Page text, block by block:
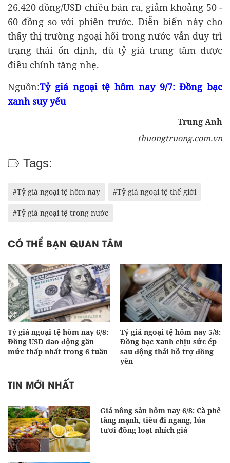
26.420 đồng/USD chiều bán ra, giảm khoảng 50 -
60 đồng so với phiên trước. Diễn biến này cho
thấy thị trường ngoại hối trong nước vẫn duy trì
trạng thái ổn định, dù tỷ giá trung tâm được
điều chỉnh tăng nhẹ.
Nguồn:Tỷ giá ngoại tệ hôm nay 9/7: Đồng bạc
xanh suy yếu
Trung Anh
thuongtruong.com.vn
Tags:
#Tỷ giá ngoại tệ hôm nay #Tỷ giá ngoại tệ thế giới
#Tỷ giá ngoại tệ trong nước
CÓ THỂ BẠN QUAN TÂM
Tỷ giá ngoại tệ hôm nay 6/8:
Đồng USD dao động gần
mức thấp nhất trong 6 tuần
Tỷ giá ngoại tệ hôm nay 5/8:
Đồng bạc xanh chịu sức ép
sau động thái hỗ trợ đồng
yên
TIN MỚI NHẤT
Giá nông sản hôm nay 6/8: Cà phê
tăng mạnh, tiêu đi ngang, lúa
tươi đồng loạt nhích giá